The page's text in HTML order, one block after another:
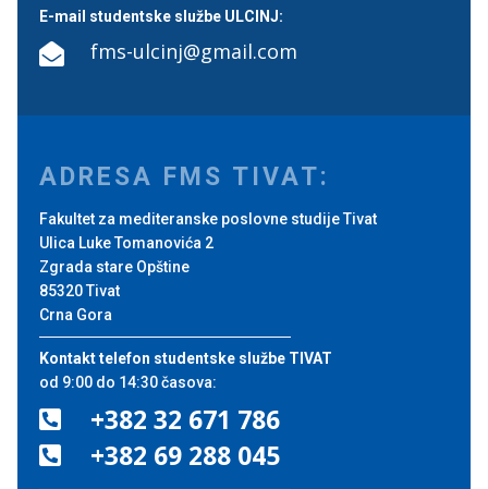
E-mail studentske službe ULCINJ:
 fms-ulcinj@gmail.com
ADRESA FMS TIVAT:
Fakultet za mediteranske poslovne studije Tivat
Ulica Luke Tomanovića 2
Zgrada stare Opštine
85320 Tivat
Crna Gora
Kontakt telefon studentske službe TIVAT
od 9:00 do 14:30 časova:
 +382 32 671 786
 +382 69 288 045